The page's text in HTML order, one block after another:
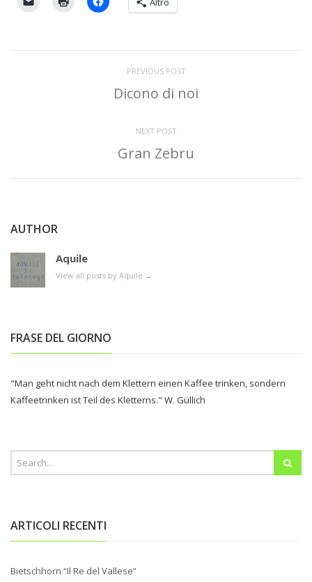
PREVIOUS POST
Dicono di noi
NEXT POST
Gran Zebru
AUTHOR
Aquile
View all posts by Aquile →
FRASE DEL GIORNO
"Man geht nicht nach dem Klettern einen Kaffee trinken, sondern
Kaffeetrinken ist Teil des Kletterns." W. Güllich
ARTICOLI RECENTI
Bietschhorn “Il Re del Vallese”